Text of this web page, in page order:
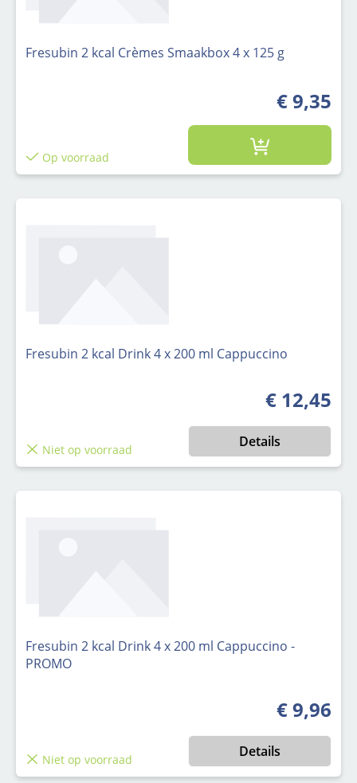
Fresubin 2 kcal Crèmes Smaakbox 4 x 125 g
€ 9,35
Op voorraad
Fresubin 2 kcal Drink 4 x 200 ml Cappuccino
Normale
€ 12,45
Niet op voorraad Details
Fresubin 2 kcal Drink 4 x 200 ml Cappuccino -
PROMO
Normale
€ 9,96
Niet op voorraad Details